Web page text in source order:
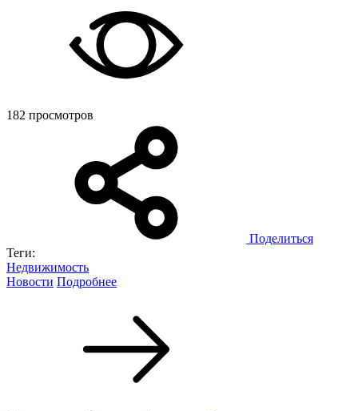
182 просмотров
Поделиться
Теги:
Недвижимость
Новости Подробнее